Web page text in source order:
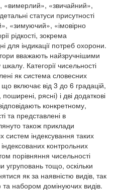
«вимерлий», «звичайний»,
статуси присутності
«зимуючий», «імовірно
рідкості, зокрема
для індикації потреб охорони.
вважають найзручнішими
Категорії чисельності
як система словесних
що включає від 3 до 6 градацій,
поширені, рясні) і дві додаткові
конкретному,
та представлені в
також приклади
систем індексування таких
індексованих контрольних
порівняння чисельності
угруповань тощо, оскільки
як за наявністю видів, так
та набором домінуючих видів.